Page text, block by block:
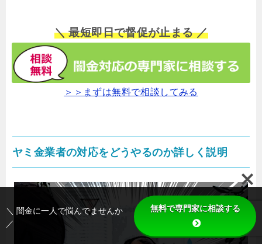
＼ 最短即日で督促が止まる ／
＞＞まずは無料で相談してみる
ヤミ金業者の対応をどうやるのか詳しく説明
＼ 闇金に一人で悩んでませんか
／
無料で専門家に相談する